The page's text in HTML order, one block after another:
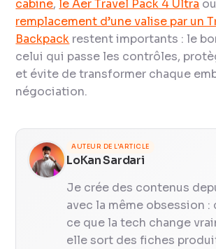
cabine, le Aer Travel Pack 4 Ultra ou
remplacement d’une valise par un
Backpack restent importants : le
celui qui passe les contrôles,
et évite de transformer chaque
négociation.
AUTEUR DE L'ARTICLE
LoKan Sardari
Je crée des contenus
avec la même obsession
ce que la tech change
elle sort des fiches